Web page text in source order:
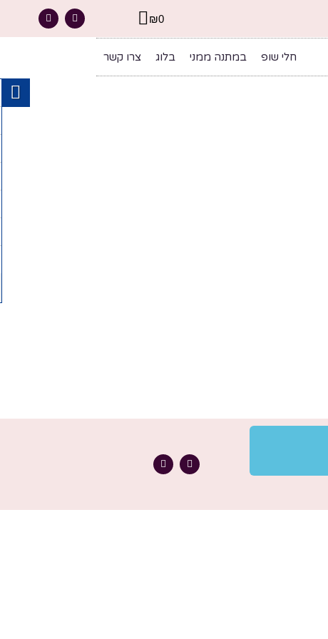
₪0
חלי שופ במתנה ממני בלוג צרו קשר